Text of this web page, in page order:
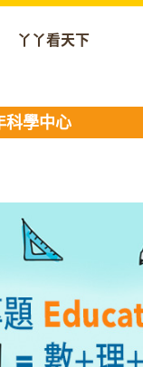
丫丫看天下
科學中心